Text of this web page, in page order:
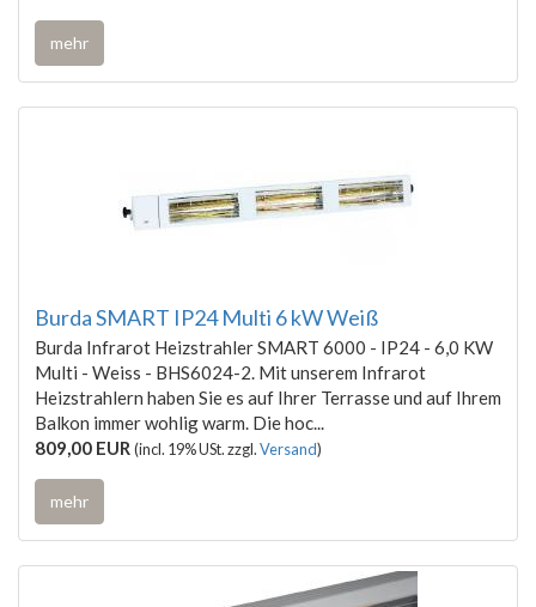
mehr
Burda SMART IP24 Multi 6 kW Weiß
Burda Infrarot Heizstrahler SMART 6000 - IP24 - 6,0 KW
Multi - Weiss - BHS6024-2. Mit unserem Infrarot
Heizstrahlern haben Sie es auf Ihrer Terrasse und auf Ihrem
Balkon immer wohlig warm. Die hoc...
809,00 EUR(incl. 19% USt. zzgl.Versand)
mehr